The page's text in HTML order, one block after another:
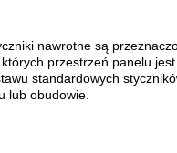
nawrotne są
przestrzeń panelu jest
standardowych
lub obudowie.